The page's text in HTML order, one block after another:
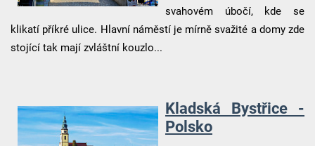
svahovém úbočí, kde se
klikatí příkré ulice. Hlavní náměstí je mírně svažité a domy zde
stojící tak mají zvláštní kouzlo...
Kladská Bystřice -
Polsko